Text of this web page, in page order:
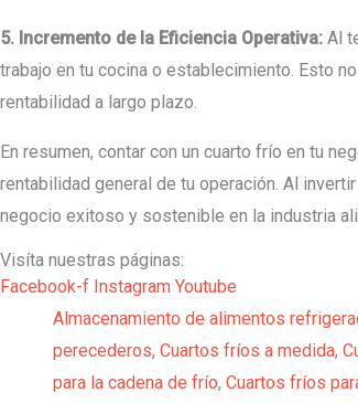
5. Incremento de la Eficiencia Operativa: Al
trabajo en tu cocina o establecimiento. Esto
rentabilidad a largo plazo.
En resumen, contar con un cuarto frío en tu
rentabilidad general de tu operación. Al
negocio exitoso y sostenible en la industria
Visíta nuestras páginas:
Facebook-f Instagram Youtube
Almacenamiento de alimentos
perecederos, Cuartos fríos a medida,
para la cadena de frío, Cuartos fríos